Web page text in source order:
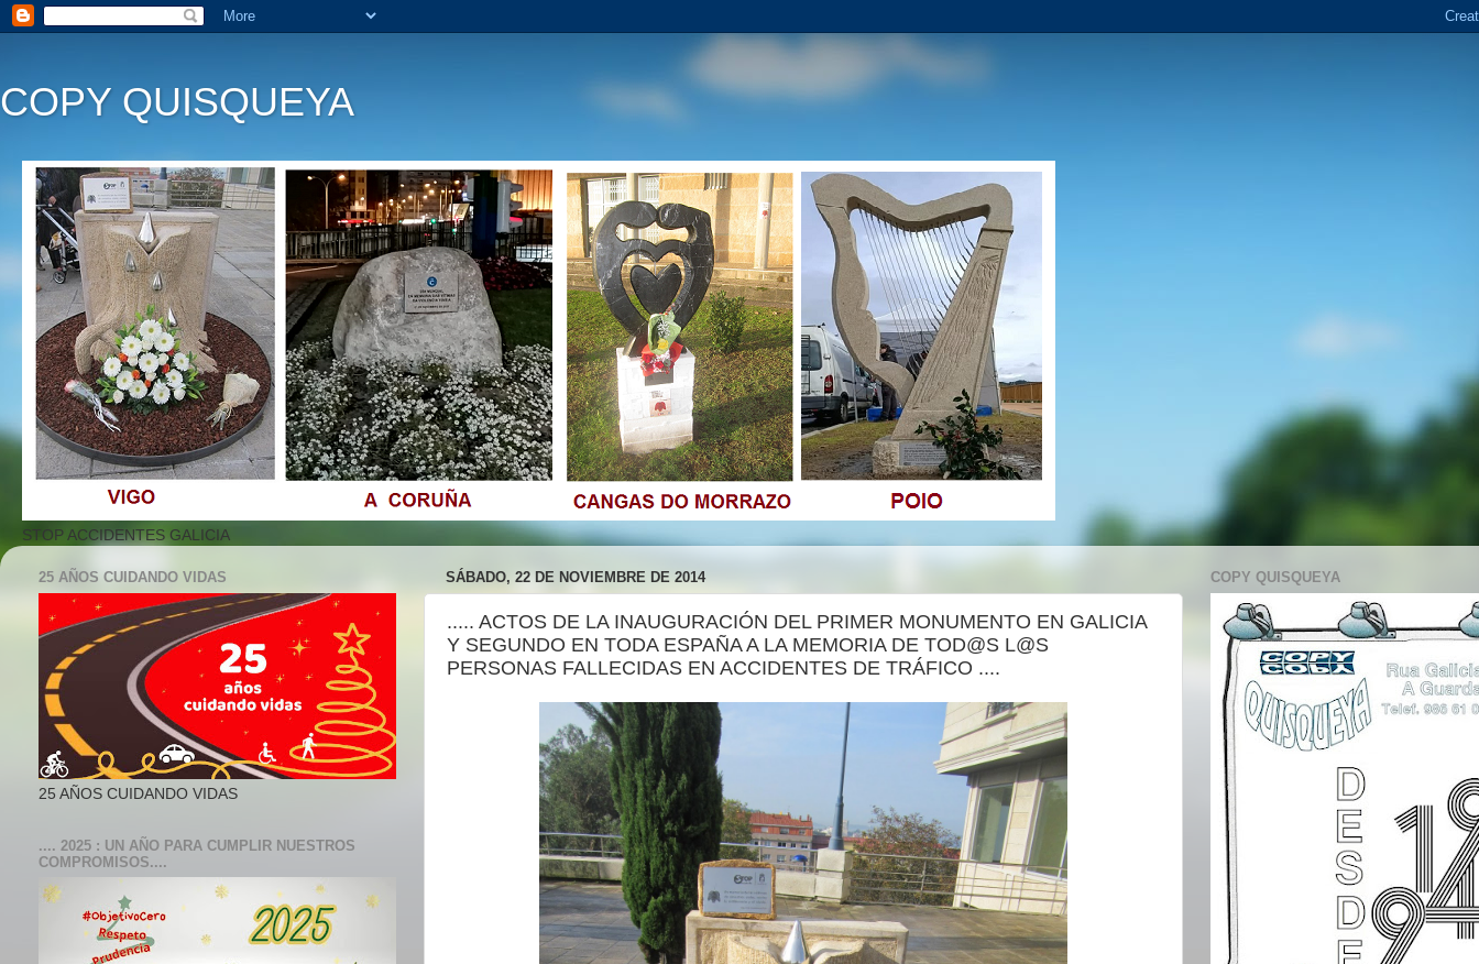
COPY QUISQUEYA
STOP ACCIDENTES GALICIA
SÁBADO, 22 DE NOVIEMBRE DE 2014
..... ACTOS DE LA INAUGURACIÓN DEL PRIMER MONUMENTO EN GALICIA
Y SEGUNDO EN TODA ESPAÑA A LA MEMORIA DE TOD@S L@S
PERSONAS FALLECIDAS EN ACCIDENTES DE TRÁFICO ....
25 AÑOS CUIDANDO VIDAS
25 AÑOS CUIDANDO VIDAS
.... 2025 : UN AÑO PARA CUMPLIR NUESTROS
COMPROMISOS....
COPY QUISQUEYA